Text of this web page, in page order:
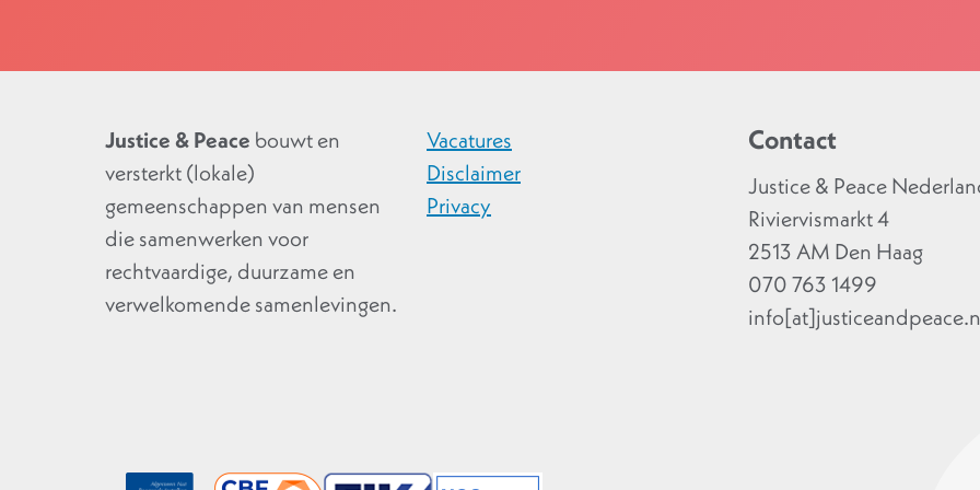
Justice & Peace bouwt en
versterkt (lokale)
gemeenschappen van mensen
die samenwerken voor
rechtvaardige, duurzame en
verwelkomende samenlevingen.
Vacatures
Disclaimer
Privacy
Contact
Justice & Peace
Riviervismarkt 4
2513 AM Den Haag
070 763 1499